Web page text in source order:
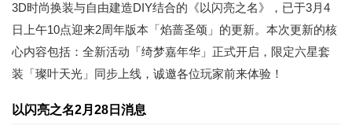
3D时尚换装与自由建造DIY结合的《以闪亮之名》，已于3月4
日上午10点迎来2周年版本「焰蔷圣颂」的更新。本次更新的核
心内容包括：全新活动「绮梦嘉年华」正式开启，限定六星套
装「璨叶天光」同步上线，诚邀各位玩家前来体验！
以闪亮之名2月28日消息